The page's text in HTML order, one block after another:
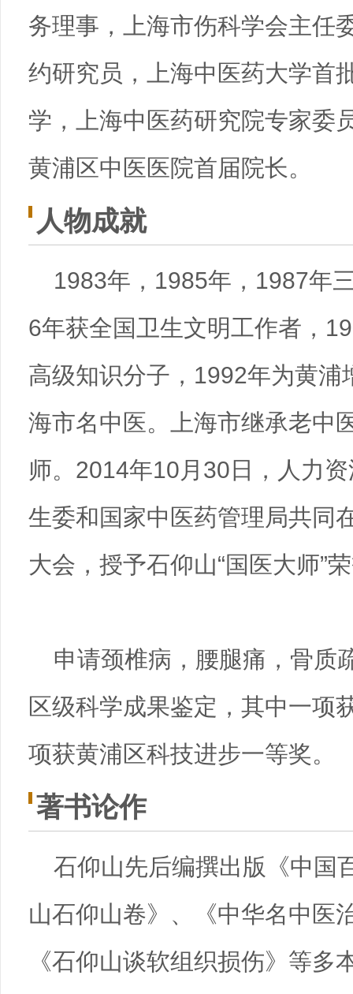
务理事，上海市伤科学会主任
约研究员，上海中医药大学首
学，上海中医药研究院专家委
黄浦区中医医院首届院长。
人物成就
1983年，1985年，1987年
6年获全国卫生文明工作者，
高级知识分子，1992年为黄
海市名中医。上海市继承老中
师。2014年10月30日，人力
生委和国家中医药管理局共同
大会，授予石仰山“国医大师”
申请颈椎病，腰腿痛，骨质
区级科学成果鉴定，其中一项
项获黄浦区科技进步一等奖。
著书论作
石仰山先后编撰出版《中国
山石仰山卷》、《中华名中医
《石仰山谈软组织损伤》等